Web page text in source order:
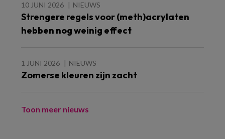
10 JUNI 2026 NIEUWS
Strengere regels voor (meth)acrylaten
hebben nog weinig effect
1 JUNI 2026 NIEUWS
Zomerse kleuren zijn zacht
Toon meer nieuws